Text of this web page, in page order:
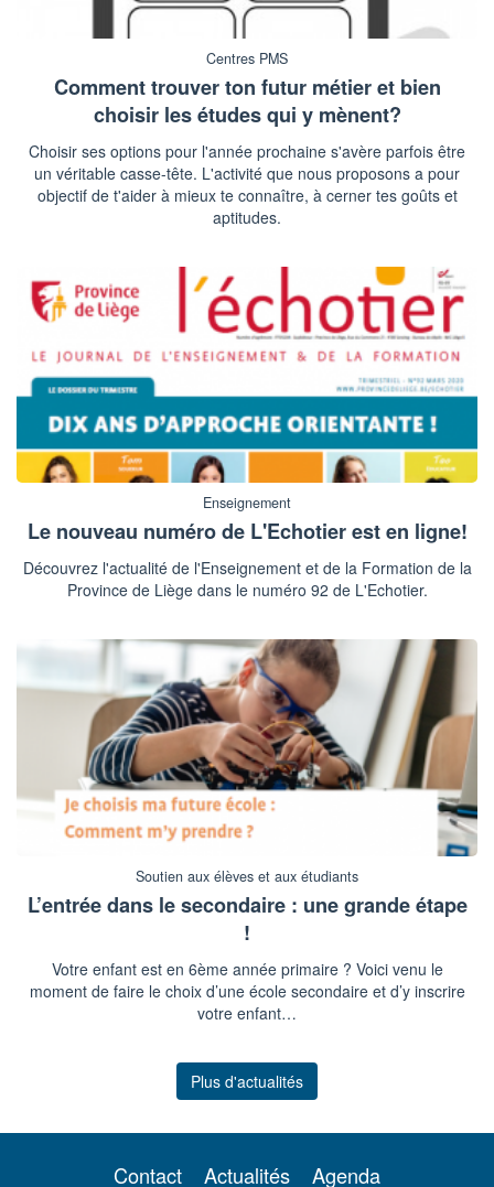
Centres PMS
Comment trouver ton futur métier et bien
choisir les études qui y mènent?
Choisir ses options pour l'année prochaine s'avère parfois être
un véritable casse-tête. L'activité que nous proposons a pour
objectif de t'aider à mieux te connaître, à cerner tes goûts et
aptitudes.
Enseignement
Le nouveau numéro de L'Echotier est en ligne!
Découvrez l'actualité de l'Enseignement et de la Formation de la
Province de Liège dans le numéro 92 de L'Echotier.
Soutien aux élèves et aux étudiants
L’entrée dans le secondaire : une grande étape
!
Votre enfant est en 6ème année primaire ? Voici venu le
moment de faire le choix d’une école secondaire et d’y inscrire
votre enfant…
Plus d'actualités
Contact Actualités Agenda